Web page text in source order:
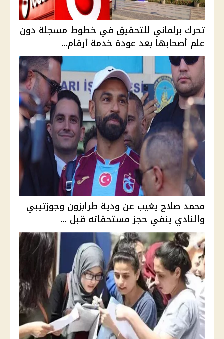
تحرك برلماني للتحقيق في خطوط مسجلة دون
علم أصحابها بعد عودة خدمة أرقام...
محمد صلاح يغيب عن ودية طرابزون وجوزتيبي
والنادي ينفي حجز مستحقاته قبل ...